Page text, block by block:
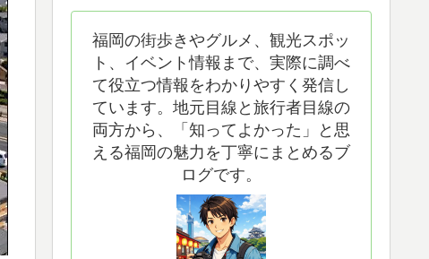
福岡の街歩きやグルメ、観光スポッ
ト、イベント情報まで、実際に調べ
て役立つ情報をわかりやすく発信し
ています。地元目線と旅行者目線の
両方から、「知ってよかった」と思
える福岡の魅力を丁寧にまとめるブ
ログです。